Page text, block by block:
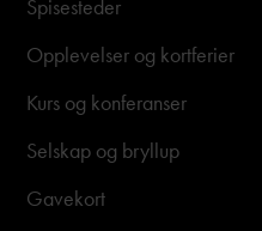
Spisesteder
Opplevelser og kortferier
Kurs og konferanser
Selskap og bryllup
Gavekort